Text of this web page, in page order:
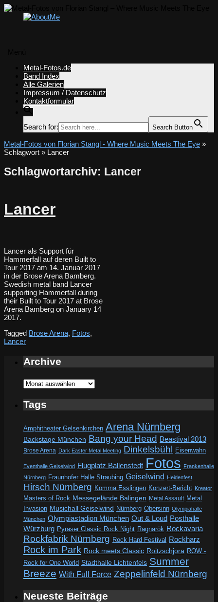
springen
Metal-Fotos.de
Band Index
Alle Galerien
Impressum / Datenschutz
Kontaktformular
Search for: Search Button
Metal-Fotos von Florian Stangl - Where Music Meets The Eye »
Schlagwort » Lancer
Schlagwortarchiv: Lancer
Lancer
Lancer als Support für
Hammerfall auf deren Built to
Tour 2017 am 14. Januar 2017
in der Brose Arena Bamberg.
Swedish metal band Lancer
supporting Hammerfall during
their Built to Tour 2017 at Brose
Arena Bamberg on January 14
2017.
Tagged Brose Arena, Fotos,
Lancer
Archive
Archive
Tags
Amphitheater Gelsenkirchen Arena Nürnberg
Backstage München Bang your Head Beastival 2013
Brose Arena Dark Easter Metal Meeting Dinkelsbühl Eisenwahn
Eventhalle Geiselwind Flugplatz Ballenstedt Fotos Frankenhalle
Nürnberg Fraunhofer Halle Straubing Geiselwind Heidenfest
Hirsch Nürnberg Komma Esslingen Konzert-Bericht Kreator
Masters of Rock Messegelände Balingen Metal Assault Metal
Invasion Musichall Geiselwind Nürnberg Obersinn Olympiahalle
München Olympiastadion München Out & Loud Posthalle
Würzburg Pyraser Classic Rock Night Ragnarök Rockavaria
Rockfabrik Nürnberg Rock Hard Festival Rockharz
Rock im Park Rock meets Classic Roitzschjora ROW -
Rock for One World Stadthalle Lichtenfels Summer
Breeze With Full Force Zeppelinfeld Nürnberg
Neueste Beiträge